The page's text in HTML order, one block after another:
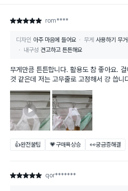
별점 5점 rom****
디자인 아주 마음에 들어요 무게 사용하기 무
내구성 견고하고 튼튼해요
무게만큼 튼튼합니다. 활용도 참 좋아요.
것 같은데 저는 고무줄로 고정해서 걍 씁니
👍완전꿀팁 💗구매욕상승 👀궁금증해결
별점 5점 qor*******